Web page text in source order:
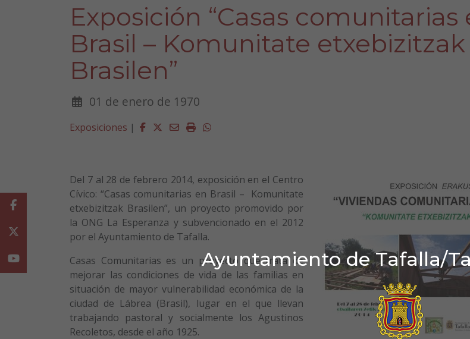
Ayuntamiento de Tafalla/
Exposición “Casas comunitarias
Brasil – Komunitate etxebizitzak
Brasilen”
01 de enero de 1970
Exposiciones | Facebook
Twitter
EmailImprimirWhatsapp
Del 7 al 28 de febrero 2014, exposición en el Centro
Cívico: “Casas comunitarias en Brasil – Komunitate
etxebizitzak Brasilen”, un proyecto promovido por
la ONG La Esperanza y subvencionado en el 2012
por el Ayuntamiento de Tafalla.
Casas Comunitarias es un proyecto que trata de
mejorar las condiciones de vida de las familias en
situación de mayor vulnerabilidad económica de la
ciudad de Lábrea (Brasil), lugar en el que llevan
trabajando pastoral y socialmente los Agustinos
Recoletos, desde el año 1925.
Facebook
Youtube